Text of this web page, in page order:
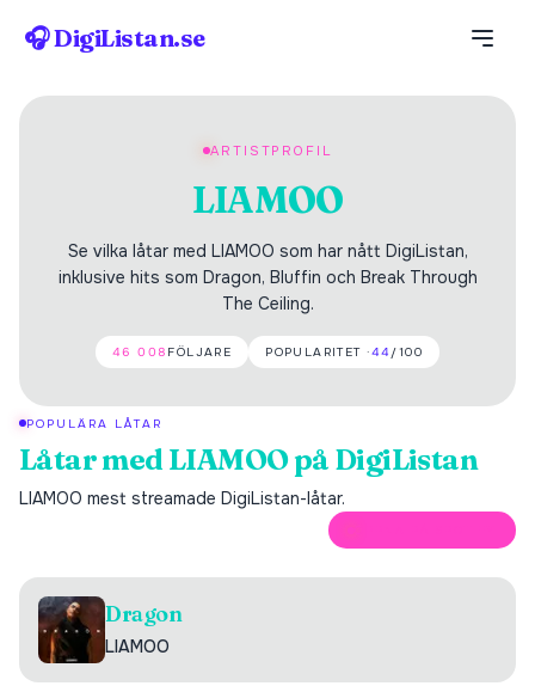
🎧 DigiListan.se
ARTISTPROFIL
LIAMOO
Se vilka låtar med LIAMOO som har nått DigiListan,
inklusive hits som Dragon, Bluffin och Break Through
The Ceiling.
46 008 FÖLJARE POPULARITET ·44 /100
POPULÄRA LÅTAR
Låtar medLIAMOOpå DigiListan
LIAMOO mest streamade DigiListan-låtar.
Dragon
LIAMOO